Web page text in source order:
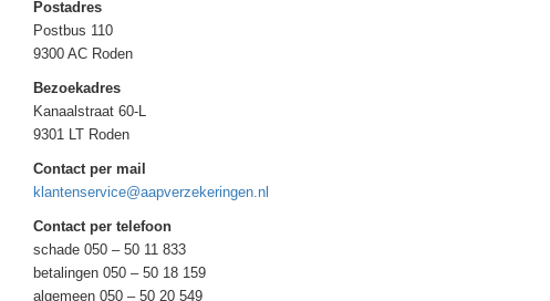
Postadres
Postbus 110
9300 AC Roden
Bezoekadres
Kanaalstraat 60-L
9301 LT Roden
Contact per mail
klantenservice@aapverzekeringen.nl
Contact per telefoon
schade 050 – 50 11 833
betalingen 050 – 50 18 159
algemeen 050 – 50 20 549